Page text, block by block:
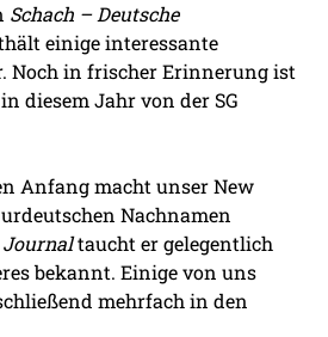
Schach – Deutsche
einige interessante
Noch in frischer Erinnerung ist
diesem Jahr von der SG
Anfang macht unser New
Nachnamen
Journaltaucht er gelegentlich
bekannt. Einige von uns
mehrfach in den